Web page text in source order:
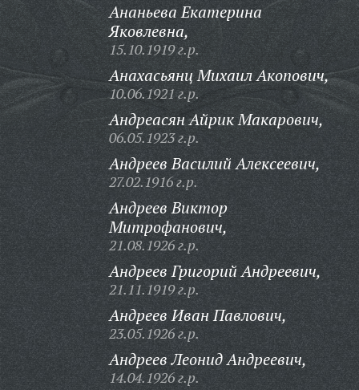
Ананьева Екатерина
Яковлевна,
15.10.1919 г.р.
Анахасьянц Михаил Акопович,
10.06.1921 г.р.
Андреасян Айрик Макарович,
06.05.1923 г.р.
Андреев Василий Алексеевич,
27.02.1916 г.р.
Андреев Виктор
Митрофанович,
21.08.1926 г.р.
Андреев Григорий Андреевич,
21.11.1919 г.р.
Андреев Иван Павлович,
23.05.1926 г.р.
Андреев Леонид Андреевич,
14.04.1926 г.р.